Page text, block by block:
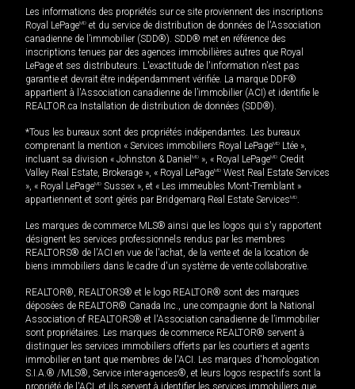
Les informations des propriétés sur ce site proviennent des inscriptions
Royal LePageMD et du service de distribution de données de l'Association
canadienne de l’immobilier (SDD®). SDD® met en référence des
inscriptions tenues par des agences immobilières autres que Royal
LePage et ses distributeurs. L'exactitude de l'information n'est pas
garantie et devrait être indépendamment vérifiée. La marque DDF®
appartient à l'Association canadienne de l’immobilier (ACI) et identifie le
REALTOR.ca Installation de distribution de données (SDD®).
*Tous les bureaux sont des propriétés indépendantes. Les bureaux
comprenant la mention « Services immobiliers Royal LePageMD Ltée »,
incluant sa division « Johnston & Daniel MD », « Royal LePageMD Credit
Valley Real Estate, Brokerage », « Royal LePageMD West Real Estate Services
», « Royal LePageMD Sussex », et « Les immeubles Mont-Tremblant »
appartiennent et sont gérés par Bridgemarq Real Estate ServicesMD.
Les marques de commerce MLS® ainsi que les logos qui s'y rapportent
désignent les services professionnels rendus par les membres
REALTORS® de l'ACI en vue de l'achat, de la vente et de la location de
biens immobiliers dans le cadre d'un système de vente collaborative.
REALTOR®, REALTORS® et le logo REALTOR® sont des marques
déposées de REALTOR® Canada Inc., une compagnie dont la National
Association of REALTORS® et l'Association canadienne de l’immobilier
sont propriétaires. Les marques de commerce REALTOR® servent à
distinguer les services immobiliers offerts par les courtiers et agents
immobilier en tant que membres de l'ACI. Les marques d'homologation
S.I.A.® /MLS®, Service inter-agences®, et leurs logos respectifs sont la